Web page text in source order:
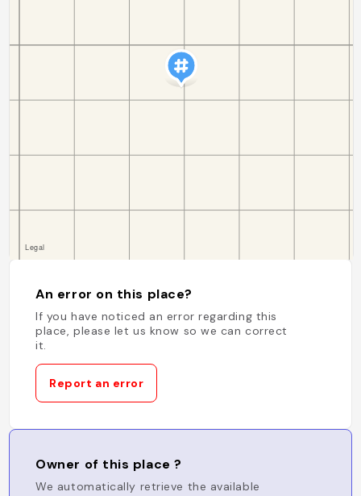
An error on this place?
If you have noticed an error regarding this
place, please let us know so we can correct
it.
Report an error
Owner of this place ?
We automatically retrieve the available